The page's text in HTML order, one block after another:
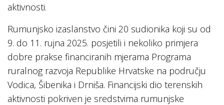
aktivnosti.
Rumunjsko izaslanstvo čini 20 sudionika koji su od
9. do 11. rujna 2025. posjetili i nekoliko primjera
dobre prakse financiranih mjerama Programa
ruralnog razvoja Republike Hrvatske na području
Vodica, Šibenika i Drniša. Financijski dio terenskih
aktivnosti pokriven je sredstvima rumunjske